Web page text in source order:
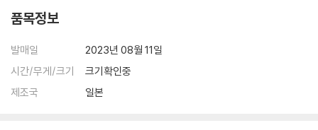
품목정보
발매일
2023년 08월 11일
시간/무게/크기
크기확인중
제조국
일본